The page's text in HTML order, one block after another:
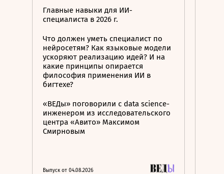
Главные навыки для ИИ-
специалиста в 2026 г.
Что должен уметь специалист по
нейросетям? Как языковые модели
ускоряют реализацию идей? И на
какие принципы опирается
философия применения ИИ в
бигтехе?
«ВЕДы» поговорили с data science-
инженером из исследовательского
центра «Авито» Максимом
Смирновым
Выпуск от 04.08.2026